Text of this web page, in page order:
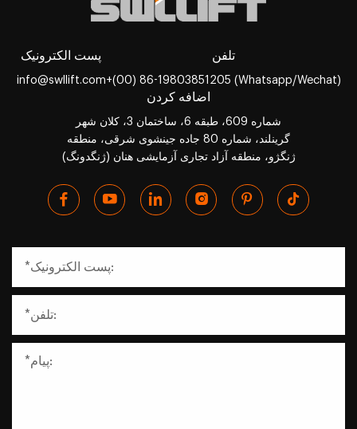
پست الکترونیک
info@swllift.com
تلفن
+(00) 86-19803851205 (Whatsapp/Wechat)
اضافه کردن
شماره 609، طبقه 6، ساختمان 3، کلان شهر
گرینلند، شماره 80 جاده جینشوی شرقی، منطقه
ژنگژو، منطقه آزاد تجاری آزمایشی هنان (ژنگدونگ)